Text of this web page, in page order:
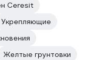
Ceresit
Укрепляющие
Жeлтые грунтовки